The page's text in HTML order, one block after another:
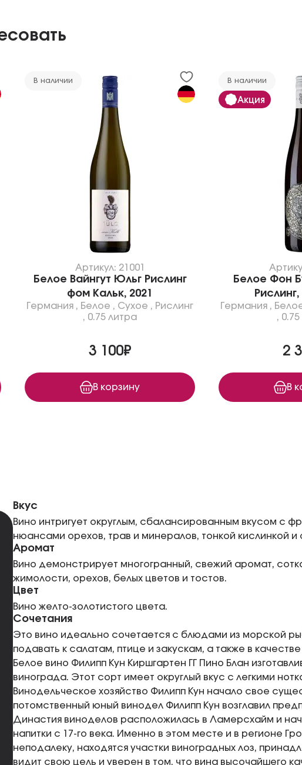
В наличии
Артикул: 21001
Белое Вайнгут Юльг Рислинг
фом Кальк, 2021
Германия , Белое , Сухое , Рислинг
, 0.75 литра
3 100₽
В корзину
В наличии
Акция
Белое Фон
Германия ,
,
2
В
Вкус
Вино интригует округлым, сбалансированным вкусом с
нюансами орехов, трав и минералов, тонкой кислинкой
Аромат
Вино демонстрирует многогранный, свежий аромат,
жимолости, орехов, белых цветов и тостов.
Цвет
Вино желто-золотистого цвета.
Сочетания
Это вино идеально сочетается с блюдами из морской
подавать к салатам, птице и закускам, а также в
Белое вино Филипп Кун Киршгартен ГГ Пино Блан
винограда. Этот сорт имеет округлый вкус с легкими
Винодельческое хозяйство Филипп Кун начало свое
потомственный юный винодел Филипп Кун возглавил
Династия виноделов расположилась в Ламерсхайм и
напитки с 17-го века. Именно в этом месте и в регионе
неподалеку, находятся участки виноградных лоз,
видит свою цель и уверен в том, что вина высочайшего